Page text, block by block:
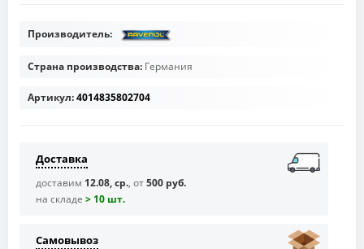
Производитель:
Страна производства: Германия
Артикул:4014835802704
Доставка
доставим 12.08, ср., от500 руб.
на складе > 10 шт.
Самовывоз